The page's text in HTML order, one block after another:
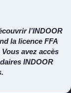
l’INDOOR
la licence FFA
avez accès
INDOOR